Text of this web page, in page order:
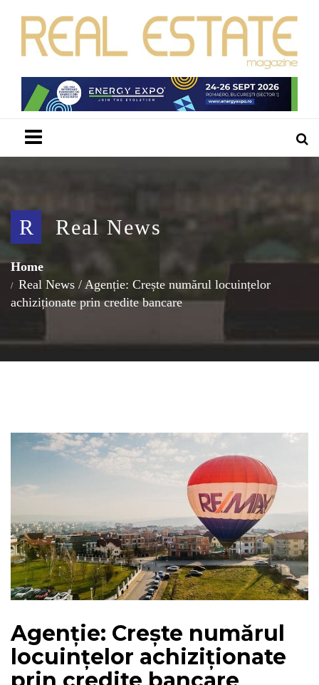
R Real News
Home
Real News / Agenție: Crește numărul locuințelor
achiziționate prin credite bancare
Agenție: Crește numărul
locuințelor achiziționate